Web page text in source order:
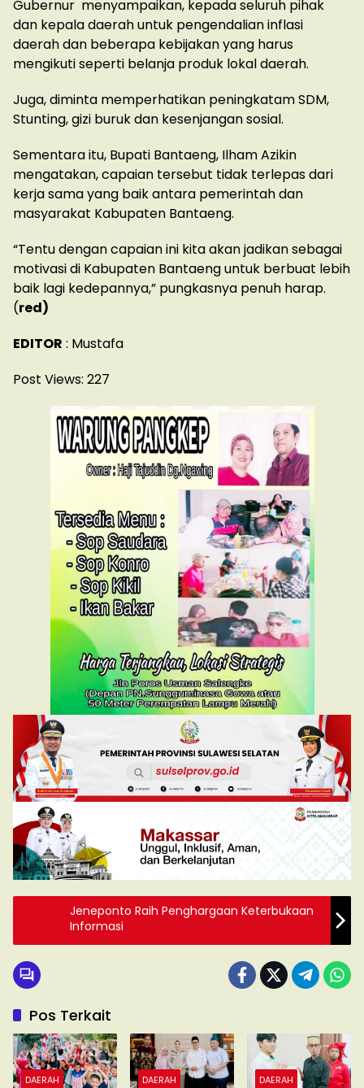
Gubernur menyampaikan, kepada seluruh pihak
dan kepala daerah untuk pengendalian inflasi
daerah dan beberapa kebijakan yang harus
mengikuti seperti belanja produk lokal daerah.
Juga, diminta memperhatikan peningkatam SDM,
Stunting, gizi buruk dan kesenjangan sosial.
Sementara itu, Bupati Bantaeng, Ilham Azikin
mengatakan, capaian tersebut tidak terlepas dari
kerja sama yang baik antara pemerintah dan
masyarakat Kabupaten Bantaeng.
“Tentu dengan capaian ini kita akan jadikan sebagai
motivasi di Kabupaten Bantaeng untuk berbuat lebih
baik lagi kedepannya,” pungkasnya penuh harap.
(red)
EDITOR : Mustafa
Post Views: 227
Jeneponto Raih Penghargaan Keterbukaan
Informasi
Pos Terkait
DAERAH DAERAH DAERAH